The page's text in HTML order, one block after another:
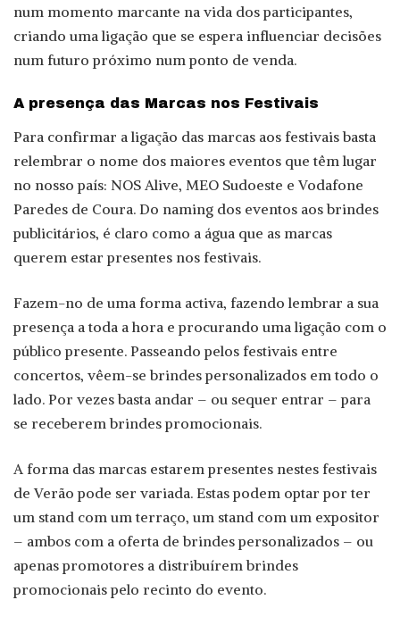
num momento marcante na vida dos participantes,
criando uma ligação que se espera influenciar decisões
num futuro próximo num ponto de venda.
A presença das Marcas nos Festivais
Para confirmar a ligação das marcas aos festivais basta
relembrar o nome dos maiores eventos que têm lugar
no nosso país: NOS Alive, MEO Sudoeste e Vodafone
Paredes de Coura. Do naming dos eventos aos brindes
publicitários, é claro como a água que as marcas
querem estar presentes nos festivais.
Fazem-no de uma forma activa, fazendo lembrar a sua
presença a toda a hora e procurando uma ligação com o
público presente. Passeando pelos festivais entre
concertos, vêem-se brindes personalizados em todo o
lado. Por vezes basta andar – ou sequer entrar – para
se receberem brindes promocionais.
A forma das marcas estarem presentes nestes festivais
de Verão pode ser variada. Estas podem optar por ter
um stand com um terraço, um stand com um expositor
– ambos com a oferta de brindes personalizados – ou
apenas promotores a distribuírem brindes
promocionais pelo recinto do evento.